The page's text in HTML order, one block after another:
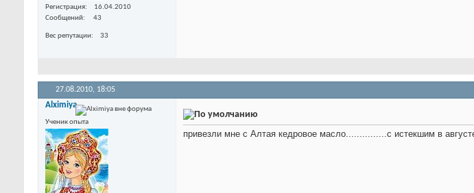
Регистрация
16.04.2010
Сообщений
43
Вес репутации 33
27.08.2010, 18:05
Alximiya
Ученик опыта
привезли мне с Алтая кедровое масло...............с истекшим в